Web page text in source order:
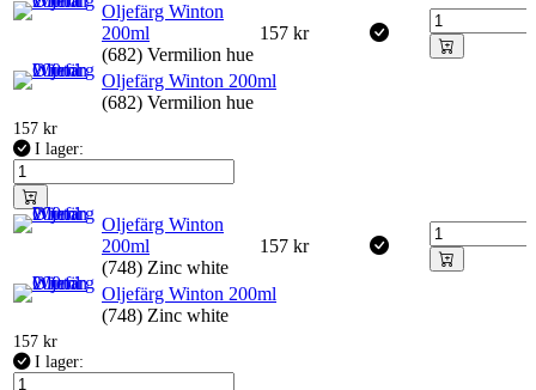
Oljefärg Winton
200ml
(682) Vermilion hue
157 kr
Oljefärg Winton 200ml
(682) Vermilion hue
157 kr
I lager:
Oljefärg Winton
200ml
(748) Zinc white
157 kr
Oljefärg Winton 200ml
(748) Zinc white
157 kr
I lager: